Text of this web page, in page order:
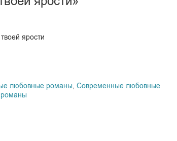
ярости
любовные романы Современные любовные
романы